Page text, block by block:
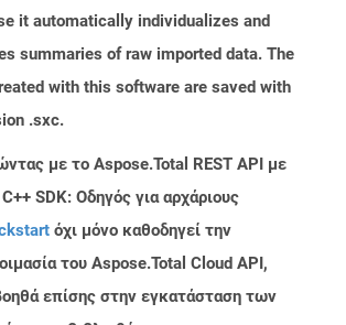
it automatically individualizes and
summaries of raw imported data. The
with this software are saved with
.sxc.
με το Aspose.Total REST API με
SDK: Οδηγός για αρχάριους
όχι μόνο καθοδηγεί την
του Aspose.Total Cloud API,
επίσης στην εγκατάσταση των